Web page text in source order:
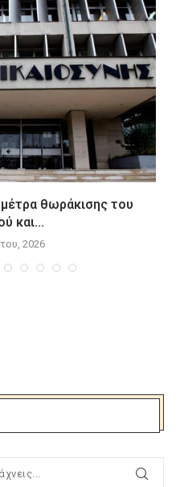
θωράκισης του
και...
2026